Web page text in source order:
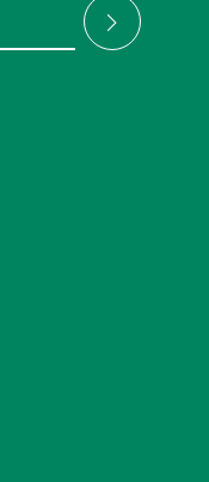
obligatoires.